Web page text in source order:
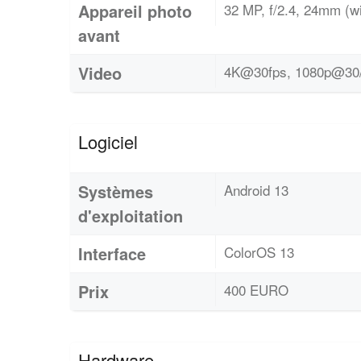
Appareil photo
avant
32 MP, f/2.4, 24mm
Video 4K@30fps,
Logiciel
Systèmes
d'exploitation
Android 13
Interface ColorOS 13
Prix 400 EURO